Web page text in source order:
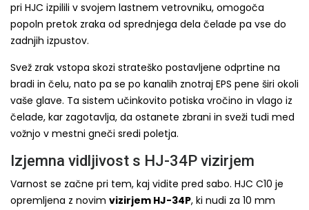
pri HJC izpilili v svojem lastnem vetrovniku, omogoča
popoln pretok zraka od sprednjega dela čelade pa vse do
zadnjih izpustov.
Svež zrak vstopa skozi strateško postavljene odprtine na
bradi in čelu, nato pa se po kanalih znotraj EPS pene širi okoli
vaše glave. Ta sistem učinkovito potiska vročino in vlago iz
čelade, kar zagotavlja, da ostanete zbrani in sveži tudi med
vožnjo v mestni gneči sredi poletja.
Izjemna vidljivost s HJ-34P vizirjem
Varnost se začne pri tem, kaj vidite pred sabo. HJC C10 je
opremljena z novim vizirjem HJ-34P, ki nudi za 10 mm